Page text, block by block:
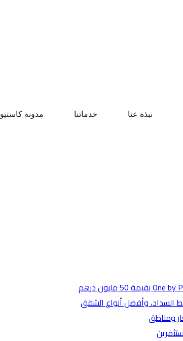
نبذة عنا خدماتنا مدونة كاستيو